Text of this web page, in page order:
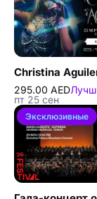
Christina
295.00 AED
пт 25 сен
Эксклюзивные